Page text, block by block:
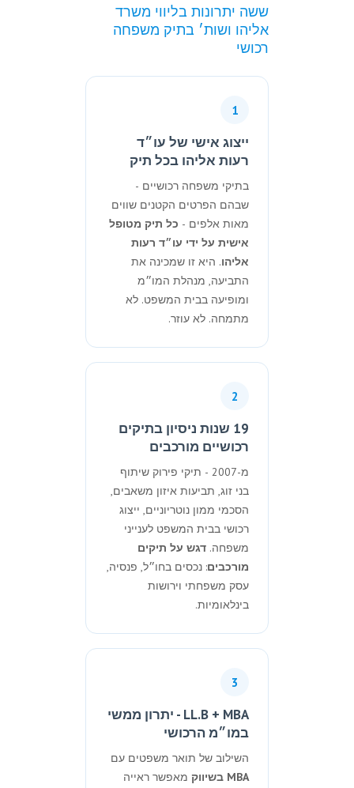
ששה יתרונות בליווי משרד
אליהו ושות׳ בתיק משפחה
רכושי
1
ייצוג אישי של עו״ד
רעות אליהו בכל תיק
בתיקי משפחה רכושיים -
שבהם הפרטים הקטנים שווים
מאות אלפים - כל תיק מטופל
אישית על ידי עו״ד רעות
אליהו. היא זו שמכינה את
התביעה, מנהלת המו״מ
ומופיעה בבית המשפט. לא
מתמחה. לא עוזר.
2
19 שנות ניסיון בתיקים
רכושיים מורכבים
מ-2007 - תיקי פירוק שיתוף
בני זוג, תביעות איזון משאבים,
הסכמי ממון נוטריוניים, ייצוג
רכושי בבית המשפט לענייני
משפחה. דגש על תיקים
מורכבים: נכסים בחו״ל, פנסיה,
עסק משפחתי וירושות
בינלאומיות.
3
LL.B + MBA - יתרון ממשי
במו״מ הרכושי
השילוב של תואר משפטים עם
MBA בשיווק
מאפשר ראייה